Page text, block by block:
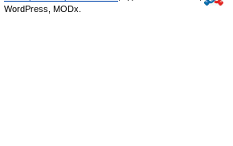
WordPress, MODx.